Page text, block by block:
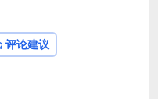
评论建议